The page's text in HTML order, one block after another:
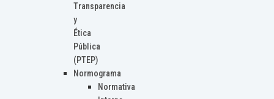
Transparencia
y
Ética
Pública
(PTEP)
Normograma
Normativa